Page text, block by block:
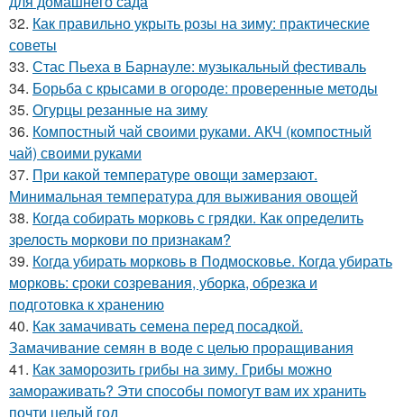
32. Как правильно укрыть розы на зиму: практические
советы
33. Стас Пьеха в Барнауле: музыкальный фестиваль
34. Борьба с крысами в огороде: проверенные методы
35. Огурцы резанные на зиму
36. Компостный чай своими руками. АКЧ (компостный
чай) своими руками
37. При какой температуре овощи замерзают.
Минимальная температура для выживания овощей
38. Когда собирать морковь с грядки. Как определить
зрелость моркови по признакам?
39. Когда убирать морковь в Подмосковье. Когда убирать
морковь: сроки созревания, уборка, обрезка и
подготовка к хранению
40. Как замачивать семена перед посадкой.
Замачивание семян в воде с целью проращивания
41. Как заморозить грибы на зиму. Грибы можно
замораживать? Эти способы помогут вам их хранить
почти целый год